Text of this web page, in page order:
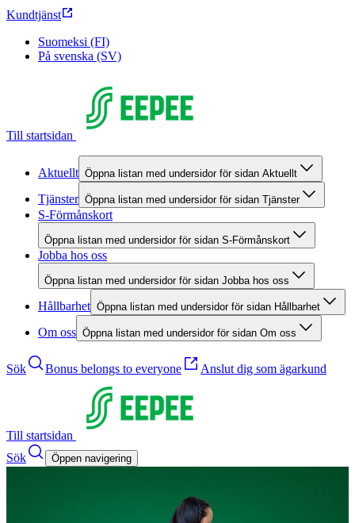
Kundtjänst
Suomeksi (FI)
På svenska (SV)
Till startsidan
Aktuellt Öppna listan med undersidor för sidan Aktuellt
Tjänster Öppna listan med undersidor för sidan Tjänster
S-Förmånskort
Öppna listan med undersidor för sidan S-Förmånskort
Jobba hos oss
Öppna listan med undersidor för sidan Jobba hos oss
Hållbarhet Öppna listan med undersidor för sidan Hållbarhet
Om oss Öppna listan med undersidor för sidan Om oss
Sök Bonus belongs to everyone Anslut dig som ägarkund
Till startsidan
Sök
Öppen navigering